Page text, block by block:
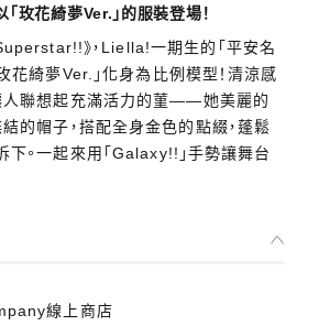
玫花綺夢Ver.」的服裝登場！
》，Liella!一期生的「平安名
花綺夢Ver.」化身為比例模型！清涼感
人聯想起充滿活力的菫——她美麗的
的帽子，搭配全身金色的點綴，蓬鬆
。一起來用「Galaxy!!」手勢讓舞台
線上商店